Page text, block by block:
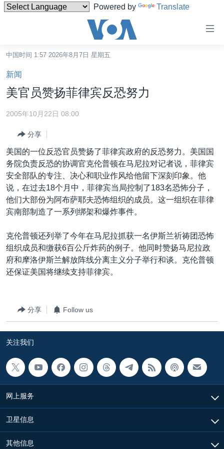
Powered by Translate
碍
链
接
跳
转
容
转
到
航
跳
转
到
检
索
港澳
国际
最新国际新闻
印太
中东
非洲
美洲
分类新闻
经济·金融·贸易
人权·法律·宗教
军事
劳工
美中关系
热点专题
国会报道
美中关系
南中国海争端
关注新疆
VOA今日焦点
中文广播
其他语言网站
中国时间 1:57 2026年8月7日 星期五
新闻
美官员赞扬菲律宾反恐努力
2005年10月22日 08:00
分享
美国的一位反恐官员赞扬了菲律宾政府的反恐努力。美国国
务院负责反恐的协调官克伦普顿在马尼拉对记者说，菲律宾
安全部队的专注、决心和职业作风给他留下深刻印象。他
说，在过去18个月中，菲律宾当局控制了183名恐怖分子，
他们大部份为阿布萨耶夫恐怖组织的成员。这一组织在菲律
宾南部制造了一系列绑架和爆炸事件。
克伦普顿还列举了今年在马尼拉抓获一名伊斯兰祈祷团恐怖
组织成员和缴获6百公斤炸药的例子。他同时赞扬马尼拉政
府和摩洛伊斯兰解放阵线分离主义分子举行和谈。克伦普顿
还保证美国将继续支持菲律宾。
分享 Follow us
关注我们
网上服务
卫星信息
其他信息